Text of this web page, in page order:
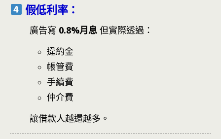
假低利率：
廣告寫 0.8%月息 但實際透過：
違約金
帳管費
手續費
仲介費
讓借款人越還越多。